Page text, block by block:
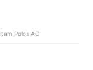
Polos AC